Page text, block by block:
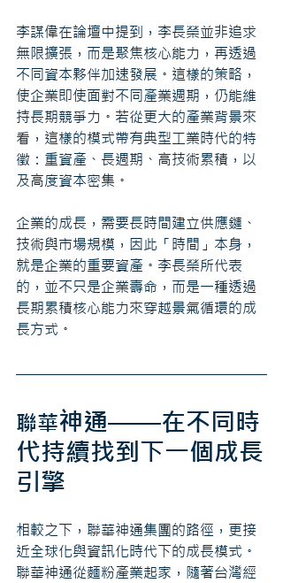
李謀偉在論壇中提到，李長榮並非追求
無限擴張，而是聚焦核心能力，再透過
不同資本夥伴加速發展。這樣的策略，
使企業即使面對不同產業週期，仍能維
持長期競爭力。若從更大的產業背景來
看，這樣的模式帶有典型工業時代的特
徵：重資產、長週期、高技術累積，以
及高度資本密集。
企業的成長，需要長時間建立供應鏈、
技術與市場規模，因此「時間」本身，
就是企業的重要資產。李長榮所代表
的，並不只是企業壽命，而是一種透過
長期累積核心能力來穿越景氣循環的成
長方式。
聯華神通——在不同時
代持續找到下一個成長
引擎
相較之下，聯華神通集團的路徑，更接
近全球化與資訊化時代下的成長模式。
聯華神通從麵粉產業起家，隨著台灣經